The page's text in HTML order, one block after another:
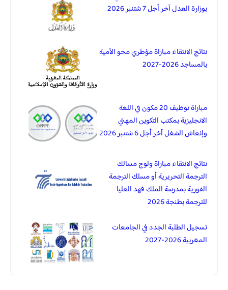
بوزارة العدل آخر أجل 7 شتنبر 2026
نتائج الانتقاء مباراة مؤطري محو الأمية
بالمساجد 2026-2027
مباراة توظيف 20 مكون في اللغة
الانجليزية بمكتب التكوين المهني
وإنعاش الشغل آخر أجل 6 شتنبر 2026
نتائج الانتقاء مباراة ولوج مسالك
الترجمة التحريرية أو مسلك الترجمة
الفورية بمدرسة الملك فهد العليا
للترجمة بطنجة 2026
تسجيل الطلبة الجدد في الجامعات
المغربية 2026-2027